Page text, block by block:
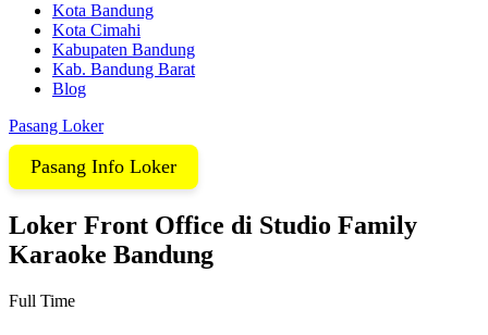
Kota Bandung
Kota Cimahi
Kabupaten Bandung
Kab. Bandung Barat
Blog
Pasang Loker
Pasang Info Loker
Loker Front Office di Studio Family
Karaoke Bandung
Full Time